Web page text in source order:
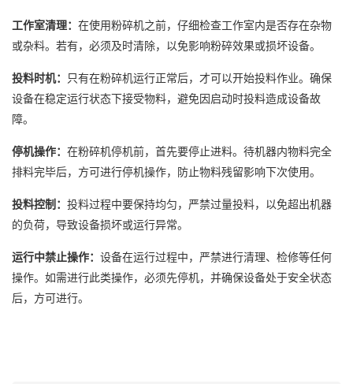
工作室清理： 在使用粉碎机之前，仔细检查工作室内是否存在杂物
或杂料。若有，必须及时清除，以免影响粉碎效果或损坏设备。
投料时机：
只有在粉碎机运行正常后，才可以开始投料作业。确保
设备在稳定运行状态下接受物料，避免因启动时投料造成设备故
障。
停机操作： 在粉碎机停机前，首先要停止进料。待机器内物料完全
排料完毕后，方可进行停机操作，防止物料残留影响下次使用。
投料控制： 投料过程中要保持均匀，严禁过量投料，以免超出机器
的负荷，导致设备损坏或运行异常。
运行中禁止操作： 设备在运行过程中，严禁进行清理、检修等任何
操作。如需进行此类操作，必须先停机，并确保设备处于安全状态
后，方可进行。